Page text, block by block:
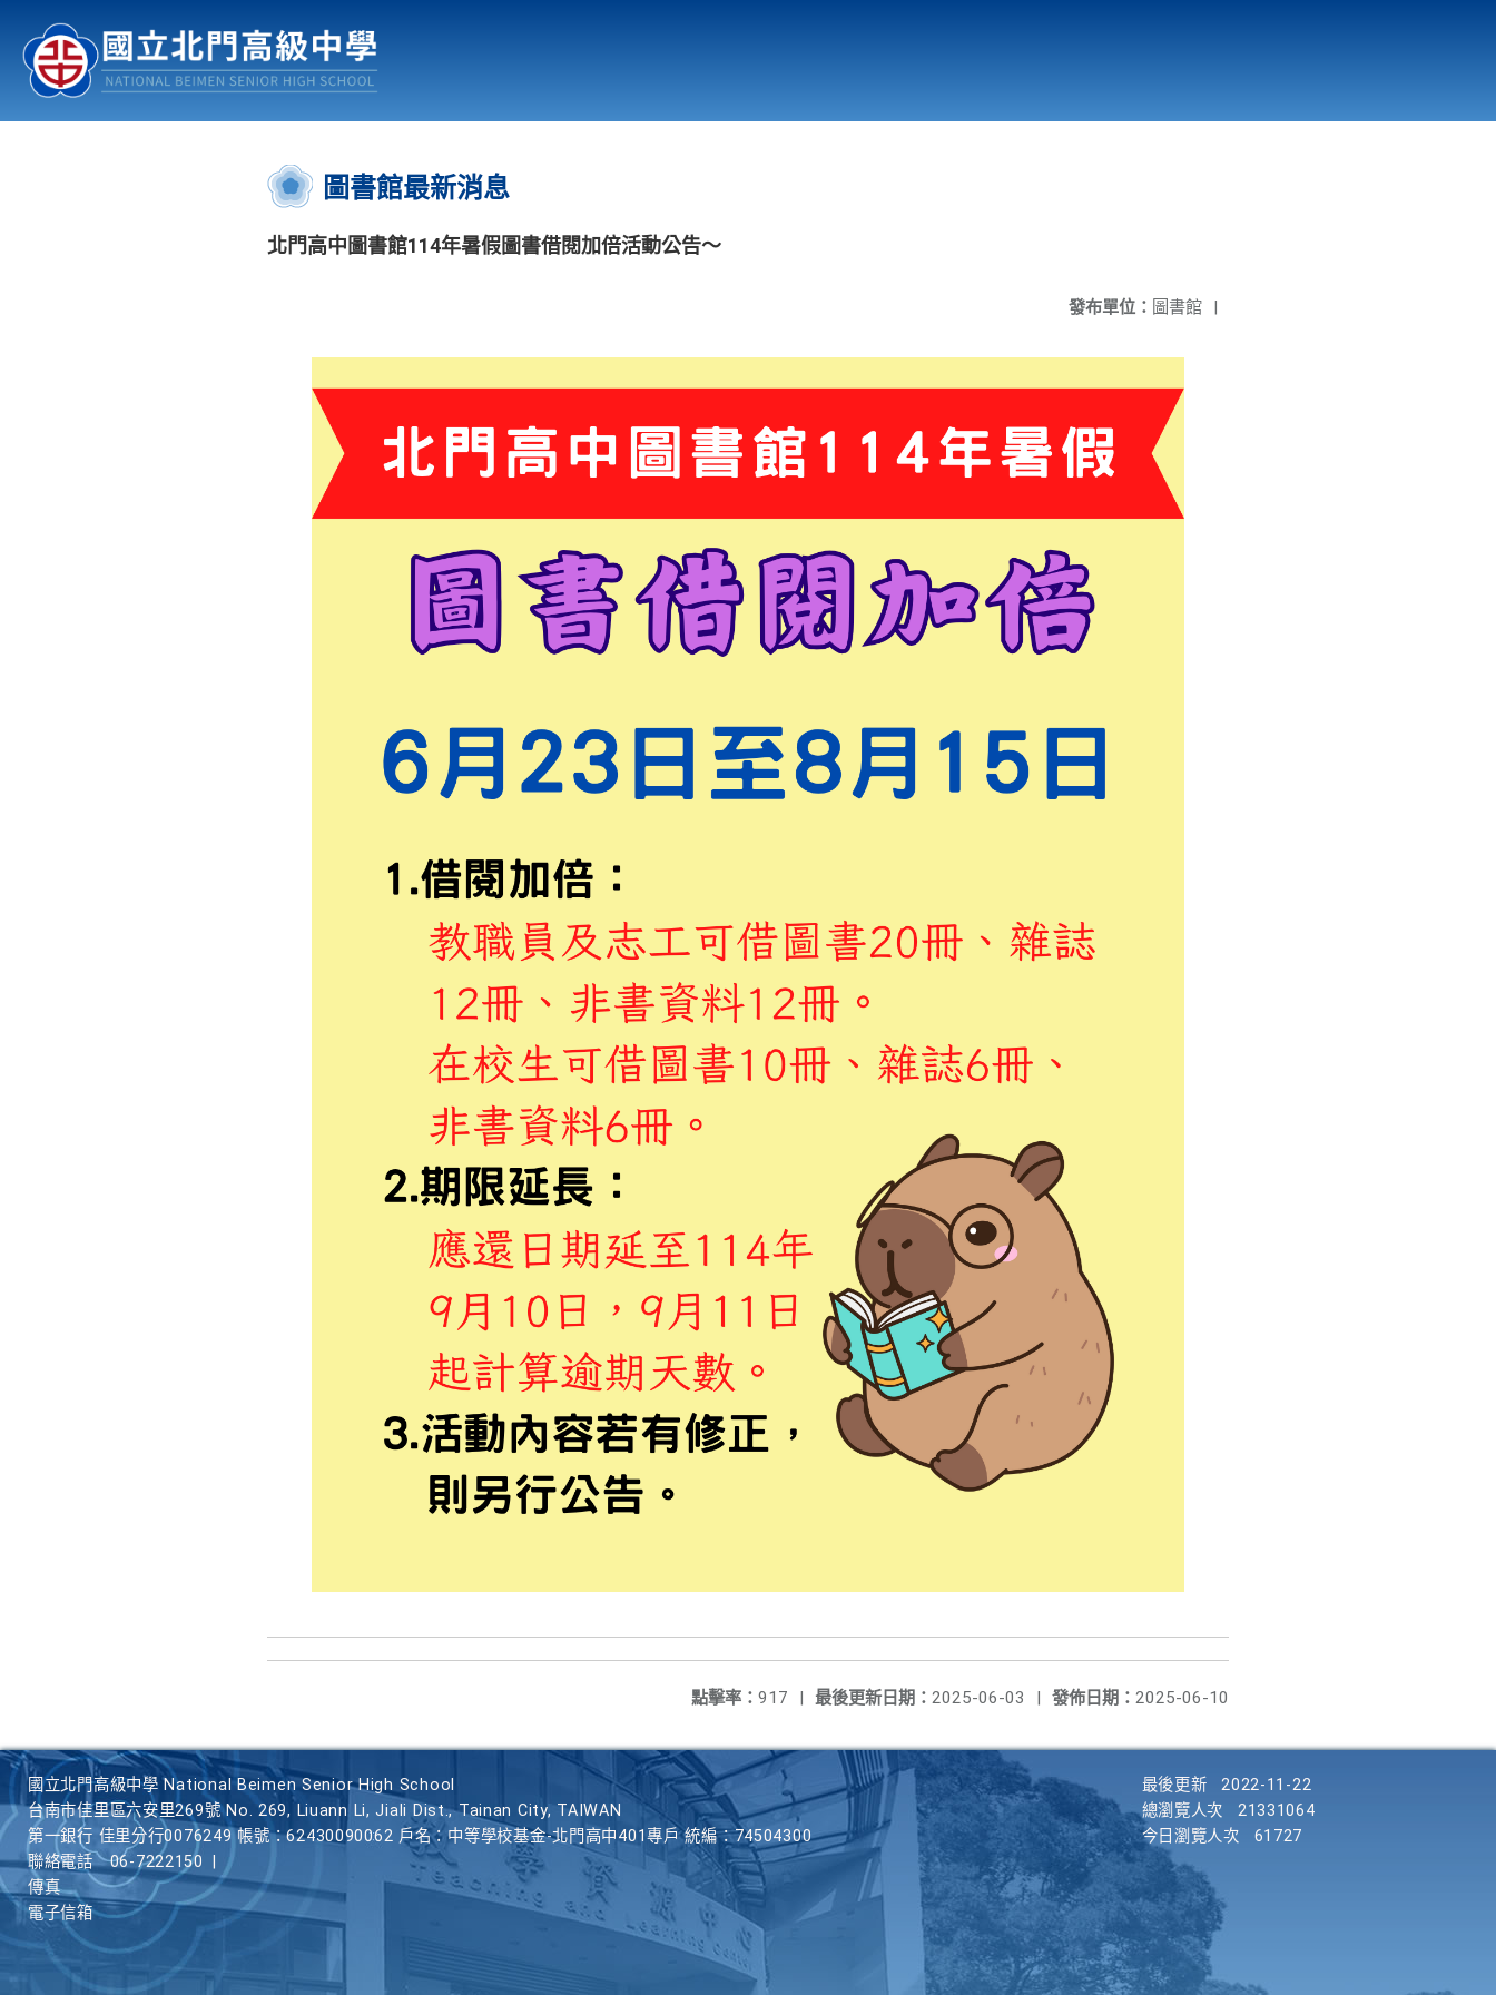
認識北中 行事曆
:::
圖書館最新消息
北門高中圖書館114年暑假圖書借閱加倍活動公告～
發布單位： 圖書館 |
發佈日期： 2025-06-10
最後更新日期： 2025-06-03 |
點擊率： 917 |
國立北門高級中學 National Beimen Senior High School
台南市佳里區六安里269號 No. 269, Liuann Li, Jiali Dist., Tainan City, TAIWAN
第一銀行 佳里分行0076249 帳號：62430090062 戶名：中等學校基金-北門高中401專戶 統編：74504300
聯絡電話
06-7222150
傳真
電子信箱
最後更新
2022-11-22
總瀏覽人次
21331064
今日瀏覽人次
61727